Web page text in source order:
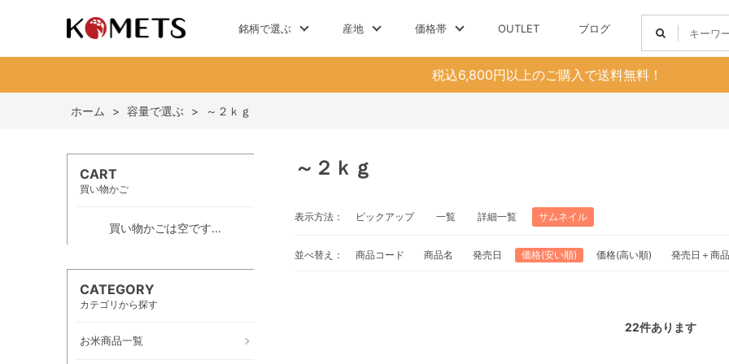
銘柄で選ぶ 産地 価格帯 OUTLET ブログ
税込6,800円以上のご購入で送料無料！
ホーム > 容量で選ぶ > ～２ｋｇ
CART
買い物かご
買い物かごは空です...
CATEGORY
カテゴリから探す
お米商品一覧
～２ｋｇ
表示方法： ピックアップ 一覧 詳細一覧 サムネイル
並べ替え： 商品コード 商品名 発売日 価格(安い順) 価格(高い順) 発売日＋商
22件あります